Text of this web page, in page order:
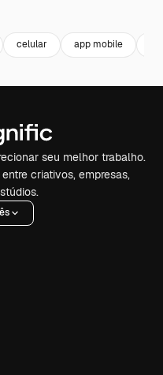
celular app mobile
seu melhor trabalho.
criativos, empresas,